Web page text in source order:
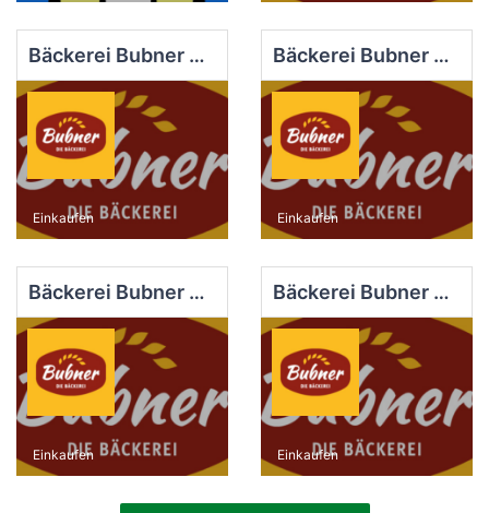
Bäckerei Bubner e.K. Filiale Finsterwalde Markt
Einkaufen
Bäckerei Bubner e.K. Filiale Finsterwalde Süd
Einkaufen
Bäckerei Bubner e.K. Filiale Dob.-Kirchhain Markt
Einkaufen
Bäckerei Bubner e.K. Filiale Finsterwalde Nord
Einkaufen